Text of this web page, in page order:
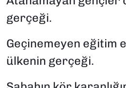
gerçeği.
Geçinemeyen eğitim
ülkenin gerçeği.